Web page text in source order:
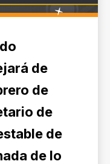
de
de
de
de
de lo